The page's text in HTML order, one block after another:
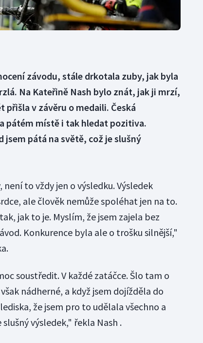
závodu, stále drkotala zuby, jak byla
Na Kateřině Nash bylo znát, jak ji mrzí,
přišla v závěru o medaili. Česká
pátém místě i tak hledat pozitiva.
jsem pátá na světě, což je slušný
to vždy jen o výsledku. Výsledek
ale člověk nemůže spoléhat jen na to.
jak to je. Myslím, že jsem zajela bez
Konkurence byla ale o trošku silnější,"
soustředit. V každé zatáčce. Šlo tam o
nádherné, a když jsem dojížděla do
že jsem pro to udělala všechno a
výsledek," řekla Nash .